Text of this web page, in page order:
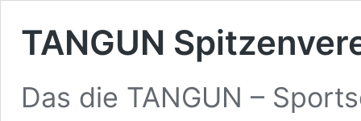
TANGUN
Das die TANGUN –